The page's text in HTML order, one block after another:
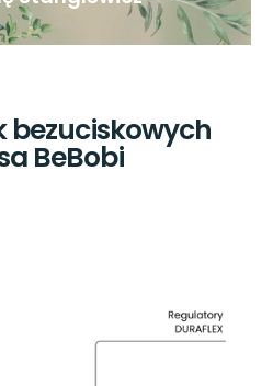
bezuciskowych
BeBobi